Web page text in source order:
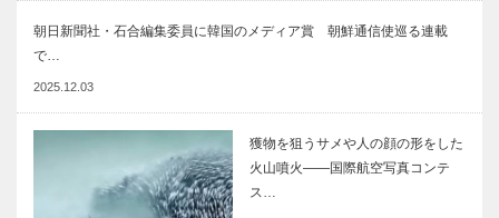
朝日新聞社・石合編集委員に韓国のメディア賞 朝鮮通信使巡る連載
で…
2025.12.03
獲物を狙うサメや人の顔の形をした
火山噴火――国際航空写真コンテ
ス…